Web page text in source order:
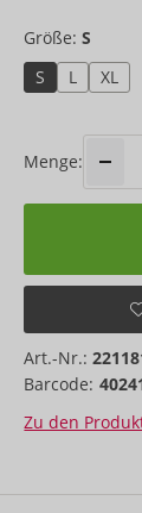
Größe:S
S
L XL
Menge:
Art.-Nr.:
Barcode:
Zu den